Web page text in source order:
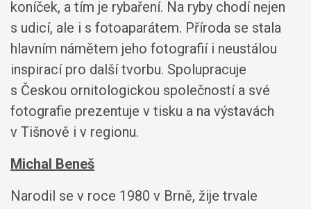
koníček, a tím je rybaření. Na ryby chodí nejen
s udicí, ale i s fotoaparátem. Příroda se stala
hlavním námětem jeho fotografií i neustálou
inspirací pro další tvorbu. Spolupracuje
s Českou ornitologickou společností a své
fotografie prezentuje v tisku a na výstavách
v Tišnově i v regionu.
Michal Beneš
Narodil se v roce 1980 v Brně, žije trvale